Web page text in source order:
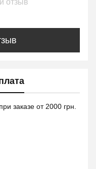
отзыв
заказе от 2000 грн.